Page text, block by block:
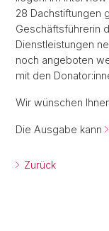
28 Dachstiftungen
Geschäftsführerin
Dienstleistungen
noch angeboten
mit den
Wir wünschen
Die Ausgabe kann
Zurück